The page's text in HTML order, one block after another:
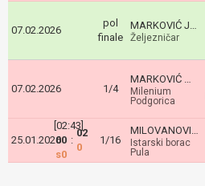
07.02.2026
pol
finale
MARKOVIĆ Jan
Željezničar
07.02.2026 1/4
MARKOVIĆ Matija
Milenium
Podgorica
25.01.2026
[02:43]
00
s0
:
02
0
1/16
MILOVANOVIĆ Nikola
Istarski borac
Pula